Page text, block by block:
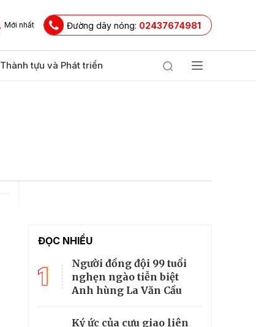
Mới nhất Đường dây nóng: 02437674981
Thành tựu và Phát triển
ĐỌC NHIỀU
1
Người đồng đội 99 tuổi
nghẹn ngào tiễn biệt
Anh hùng La Văn Cầu
Ký ức của cựu giao liên